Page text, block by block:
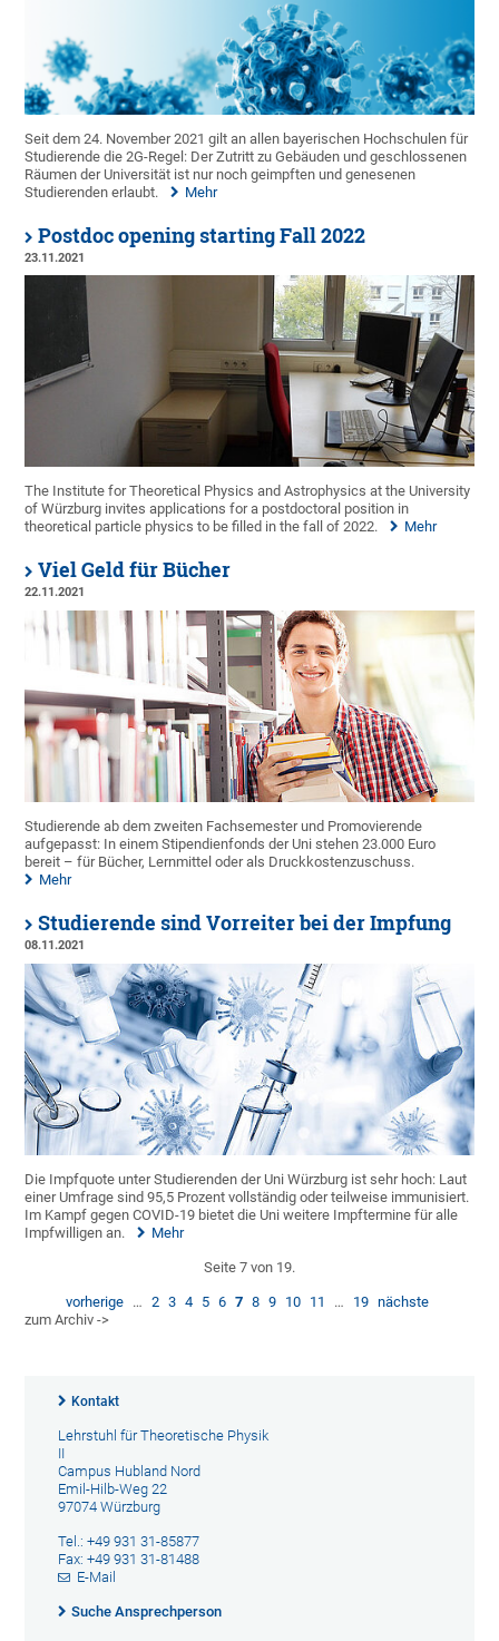
Seit dem 24. November 2021 gilt an allen bayerischen Hochschulen für
Studierende die 2G-Regel: Der Zutritt zu Gebäuden und geschlossenen
Räumen der Universität ist nur noch geimpften und genesenen
Studierenden erlaubt.
Mehr
Postdoc opening starting Fall 2022
23.11.2021
The Institute for Theoretical Physics and Astrophysics at the University
of Würzburg invites applications for a postdoctoral position in
theoretical particle physics to be filled in the fall of 2022.
Mehr
Viel Geld für Bücher
22.11.2021
Studierende ab dem zweiten Fachsemester und Promovierende
aufgepasst: In einem Stipendienfonds der Uni stehen 23.000 Euro
bereit – für Bücher, Lernmittel oder als Druckkostenzuschuss.
Mehr
Studierende sind Vorreiter bei der Impfung
08.11.2021
Die Impfquote unter Studierenden der Uni Würzburg ist sehr hoch: Laut
einer Umfrage sind 95,5 Prozent vollständig oder teilweise immunisiert.
Im Kampf gegen COVID-19 bietet die Uni weitere Impftermine für alle
Impfwilligen an.
Mehr
Seite 7 von 19.
vorherige … 2 3 4 5 6 7 8 9 10 11 … 19 nächste
zum Archiv ->
Kontakt
Lehrstuhl für Theoretische Physik
II
Campus Hubland Nord
Emil-Hilb-Weg 22
97074 Würzburg
Tel.: +49 931 31-85877
Fax: +49 931 31-81488
E-Mail
Suche Ansprechperson